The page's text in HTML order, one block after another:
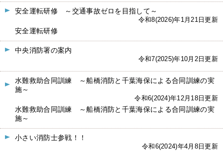
安全運転研修 ～交通事故ゼロを目指して～
令和8(2026)年1月21日更新
安全運転研修
中央消防署の案内
令和7(2025)年10月2日更新
水難救助合同訓練 ～船橋消防と千葉海保による合同訓練の実
施～
令和6(2024)年12月18日更新
水難救助合同訓練 ～船橋消防と千葉海保による合同訓練の実
施～
小さい消防士参戦！！
令和6(2024)年4月8日更新